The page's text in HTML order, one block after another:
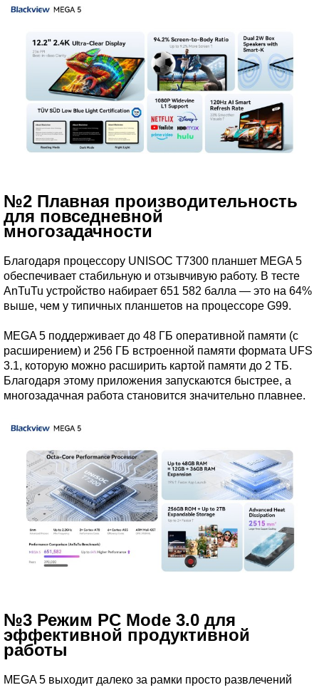
№2 Плавная производительность
для повседневной
многозадачности
Благодаря процессору UNISOC T7300 планшет MEGA 5
обеспечивает стабильную и отзывчивую работу. В тесте
AnTuTu устройство набирает 651 582 балла — это на 64%
выше, чем у типичных планшетов на процессоре G99.
MEGA 5 поддерживает до 48 ГБ оперативной памяти (с
расширением) и 256 ГБ встроенной памяти формата UFS
3.1, которую можно расширить картой памяти до 2 ТБ.
Благодаря этому приложения запускаются быстрее, а
многозадачная работа становится значительно плавнее.
№3 Режим PC Mode 3.0 для
эффективной продуктивной
работы
MEGA 5 выходит далеко за рамки просто развлечений